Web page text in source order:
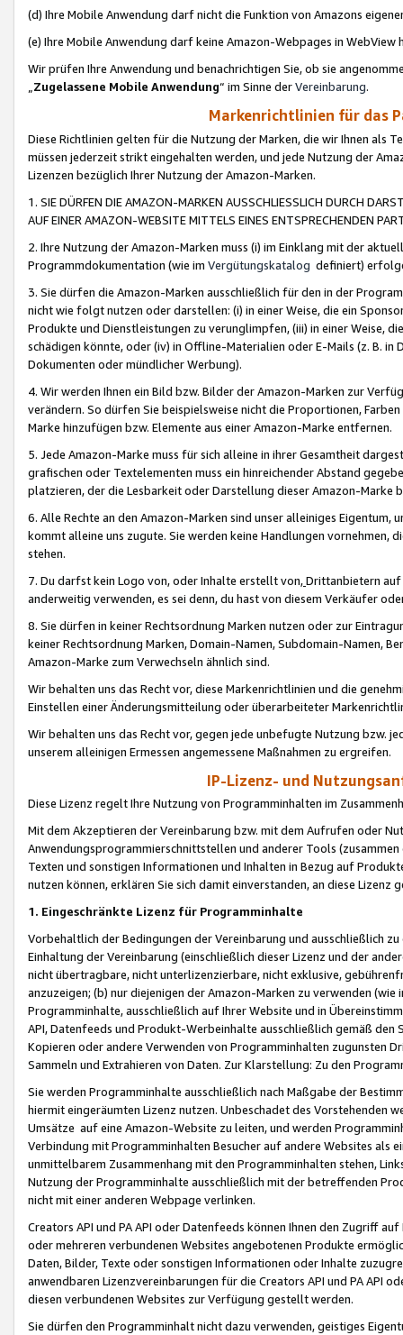
(d) Ihre Mobile Anwendung darf nicht die Funktion von Amazons
(e) Ihre Mobile Anwendung darf keine Amazon-Webpages in WebView
Wir prüfen Ihre Anwendung und benachrichtigen Sie, ob sie
„Zugelassene Mobile Anwendung“ im Sinne derVereinbarung.
Markenrichtlinien für das
Diese Richtlinien gelten für die Nutzung der Marken, die wir Ihnen als
müssen jederzeit strikt eingehalten werden, und jede Nutzung der
Lizenzen bezüglich Ihrer Nutzung der Amazon-Marken.
1. SIE DÜRFEN DIE AMAZON-MARKEN AUSSCHLIESSLICH DURCH
AUF EINER AMAZON-WEBSITE MITTELS EINES ENTSPRECHENDEN
2. Ihre Nutzung der Amazon-Marken muss (i) im Einklang mit der
Programmdokumentation (wie im Vergütungskatalog definiert)
3. Sie dürfen die Amazon-Marken ausschließlich für den in der
nicht wie folgt nutzen oder darstellen: (i) in einer Weise, die ein
Produkte und Dienstleistungen zu verunglimpfen, (iii) in einer Weise,
schädigen könnte, oder (iv) in Offline-Materialien oder E-Mails (z. B. in
Dokumenten oder mündlicher Werbung).
4. Wir werden Ihnen ein Bild bzw. Bilder der Amazon-Marken zur
verändern. So dürfen Sie beispielsweise nicht die Proportionen,
Marke hinzufügen bzw. Elemente aus einer Amazon-Marke entfernen.
5. Jede Amazon-Marke muss für sich alleine in ihrer Gesamtheit
grafischen oder Textelementen muss ein hinreichender Abstand
platzieren, der die Lesbarkeit oder Darstellung dieser Amazon-Marke
6. Alle Rechte an den Amazon-Marken sind unser alleiniges
kommt alleine uns zugute. Sie werden keine Handlungen vornehmen,
stehen.
7. Du darfst kein Logo von, oder Inhalte erstellt von,Drittanbietern auf
anderweitig verwenden, es sei denn, du hast von diesem Verkäufer
8. Sie dürfen in keiner Rechtsordnung Marken nutzen oder zur
keiner Rechtsordnung Marken, Domain-Namen, Subdomain-Namen,
Amazon-Marke zum Verwechseln ähnlich sind.
Wir behalten uns das Recht vor, diese Markenrichtlinien und die
Einstellen einer Änderungsmitteilung oder überarbeiteter
Wir behalten uns das Recht vor, gegen jede unbefugte Nutzung bzw.
unserem alleinigen Ermessen angemessene Maßnahmen zu ergreifen.
IP-Lizenz- und
Diese Lizenz regelt Ihre Nutzung von Programminhalten im
Mit dem Akzeptieren der Vereinbarung bzw. mit dem Aufrufen oder
Anwendungsprogrammierschnittstellen und anderer Tools (zusammen
Texten und sonstigen Informationen und Inhalten in Bezug auf
nutzen können, erklären Sie sich damit einverstanden, an diese Lizenz
1. Eingeschränkte Lizenz für Programminhalte
Vorbehaltlich der Bedingungen der Vereinbarung und ausschließlich
Einhaltung der Vereinbarung (einschließlich dieser Lizenz und der
nicht übertragbare, nicht unterlizenzierbare, nicht exklusive,
anzuzeigen; (b) nur diejenigen der Amazon-Marken zu verwenden
Programminhalte, ausschließlich auf Ihrer Website und in
API, Datenfeeds und Produkt-Werbeinhalte ausschließlich gemäß
Kopieren oder andere Verwenden von Programminhalten zugunsten
Sammeln und Extrahieren von Daten. Zur Klarstellung: Zu den
Sie werden Programminhalte ausschließlich nach Maßgabe der
hiermit eingeräumten Lizenz nutzen. Unbeschadet des Vorstehenden
Umsätze auf eine Amazon-Website zu leiten, und werden
Verbindung mit Programminhalten Besucher auf andere Websites als
unmittelbarem Zusammenhang mit den Programminhalten stehen,
Nutzung der Programminhalte ausschließlich mit der betreffenden
nicht mit einer anderen Webpage verlinken.
Creators API und PA API oder Datenfeeds können Ihnen den Zugriff
oder mehreren verbundenen Websites angebotenen Produkte
Daten, Bilder, Texte oder sonstigen Informationen oder Inhalte
anwendbaren Lizenzvereinbarungen für die Creators API und PA API
diesen verbundenen Websites zur Verfügung gestellt werden.
Sie dürfen den Programminhalt nicht dazu verwenden, geistiges